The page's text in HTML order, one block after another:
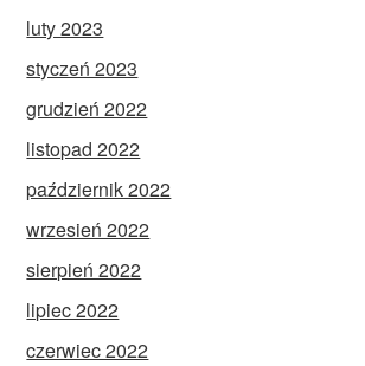
luty 2023
styczeń 2023
grudzień 2022
listopad 2022
październik 2022
wrzesień 2022
sierpień 2022
lipiec 2022
czerwiec 2022